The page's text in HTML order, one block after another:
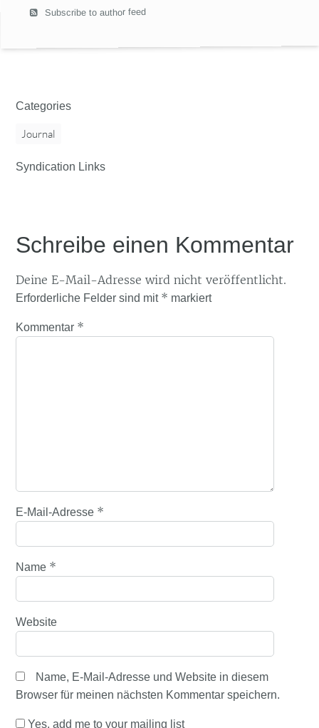
Subscribe to author feed
Categories
Journal
Syndication Links
Schreibe einen Kommentar
Deine E-Mail-Adresse wird nicht veröffentlicht.
Erforderliche Felder sind mit * markiert
Kommentar *
E-Mail-Adresse *
Name *
Website
Name, E-Mail-Adresse und Website in diesem
Browser für meinen nächsten Kommentar speichern.
Yes, add me to your mailing list